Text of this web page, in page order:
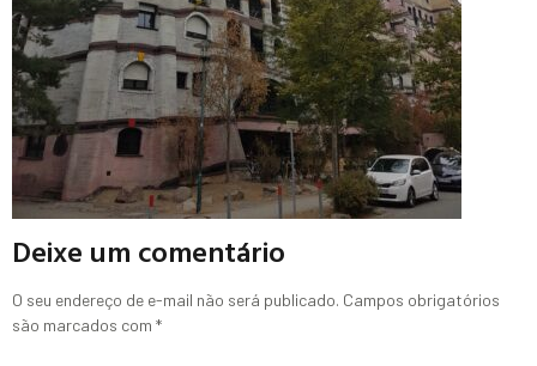
Deixe um comentário
O seu endereço de e-mail não será publicado. Campos obrigatórios
são marcados com *